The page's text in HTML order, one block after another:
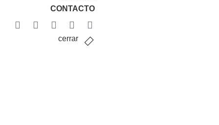
CONTACTO
cerrar